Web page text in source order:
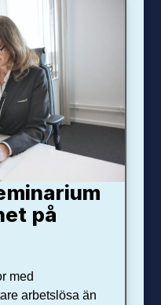
på
med
arbetslösa än